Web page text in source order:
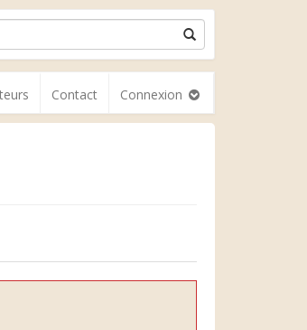
Contact Connexion